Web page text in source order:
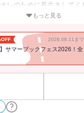
レのために長生きしてく
に大きなミスもない。で
”奈良橋（ならはし）が
もっと見る
2026.08.11まで
サマーブックフェス2026！全